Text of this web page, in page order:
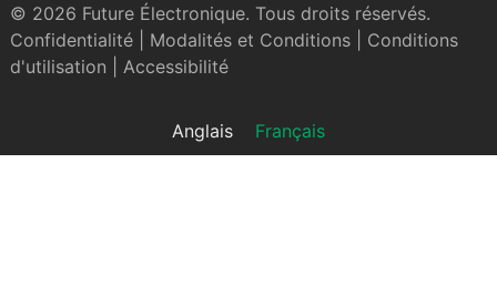
© 2026 Future Électronique. Tous droits réservés.
Confidentialité| Modalités et Conditions| Conditions
d'utilisation
Accessibilité
Anglais Français